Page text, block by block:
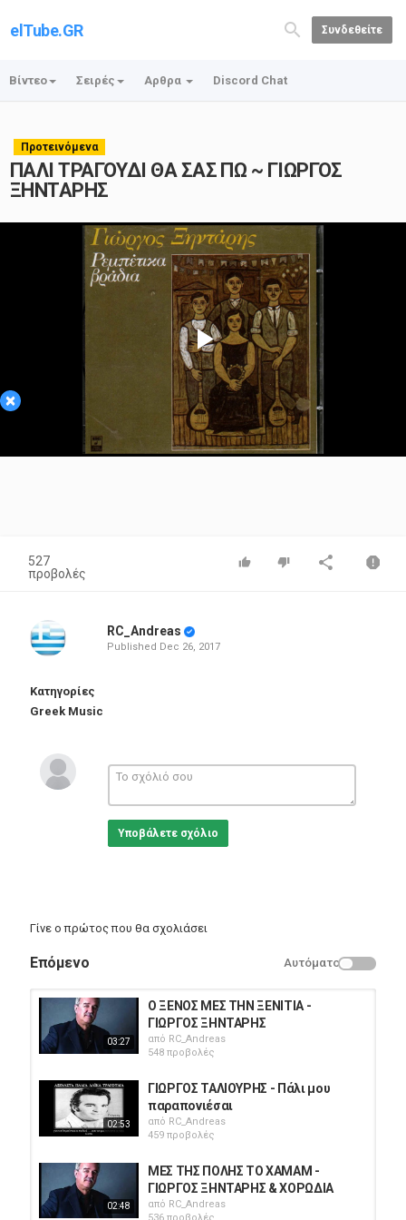
elTube.GR Συνδεθείτε
Βίντεο Σειρές Αρθρα Discord Chat
Προτεινόμενα
ΠΑΛΙ ΤΡΑΓΟΥΔΙ ΘΑ ΣΑΣ ΠΩ ~ ΓΙΩΡΓΟΣ
ΞΗΝΤΑΡΗΣ
×
Play
Video
527
προβολές
RC_Andreas
Published Dec 26, 2017
Κατηγορίες
Greek Music
Υποβάλετε σχόλιο
Γίνε ο πρώτος που θα σχολιάσει
Επόμενο Αυτόματο
03:27
Ο ΞΕΝΟΣ ΜΕΣ ΤΗΝ ΞΕΝΙΤΙΑ -
ΓΙΩΡΓΟΣ ΞΗΝΤΑΡΗΣ
από RC_Andreas
548 προβολές
02:53
ΓΙΩΡΓΟΣ ΤΑΛΙΟΥΡΗΣ - Πάλι μου
παραπονιέσαι
από RC_Andreas
459 προβολές
02:48
ΜΕΣ ΤΗΣ ΠΟΛΗΣ ΤΟ ΧΑΜΑΜ -
ΓΙΩΡΓΟΣ ΞΗΝΤΑΡΗΣ & ΧΟΡΩΔΙΑ
από RC_Andreas
536 προβολές